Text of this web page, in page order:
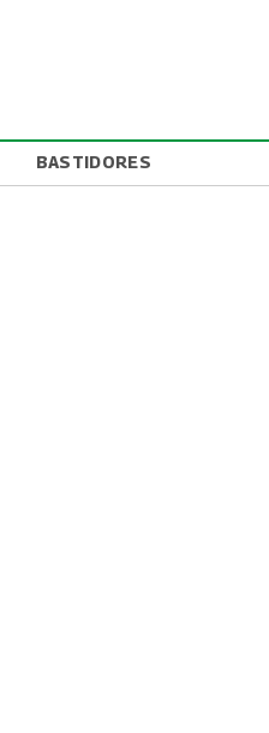
BASTIDORES